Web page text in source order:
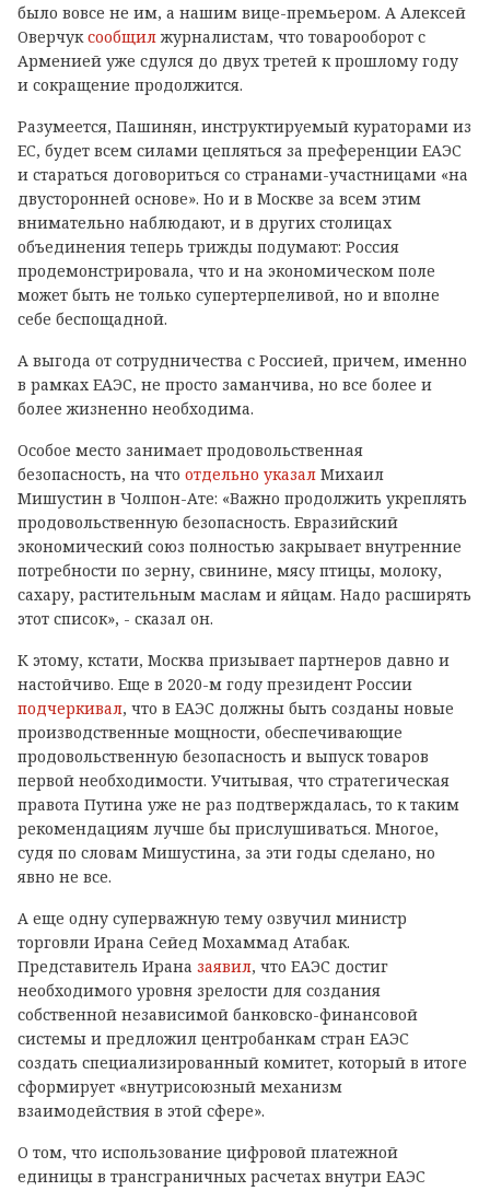
было вовсе не им, а нашим вице-премьером. А Алексей
Оверчук сообщил журналистам, что товарооборот с
Арменией уже сдулся до двух третей к прошлому году
и сокращение продолжится.
Разумеется, Пашинян, инструктируемый кураторами из
ЕС, будет всем силами цепляться за преференции ЕАЭС
и стараться договориться со странами-участницами «на
двусторонней основе». Но и в Москве за всем этим
внимательно наблюдают, и в других столицах
объединения теперь трижды подумают: Россия
продемонстрировала, что и на экономическом поле
может быть не только супертерпеливой, но и вполне
себе беспощадной.
А выгода от сотрудничества с Россией, причем, именно
в рамках ЕАЭС, не просто заманчива, но все более и
более жизненно необходима.
Особое место занимает продовольственная
безопасность, на что отдельно указал Михаил
Мишустин в Чолпон-Ате: «Важно продолжить укреплять
продовольственную безопасность. Евразийский
экономический союз полностью закрывает внутренние
потребности по зерну, свинине, мясу птицы, молоку,
сахару, растительным маслам и яйцам. Надо расширять
этот список», - сказал он.
К этому, кстати, Москва призывает партнеров давно и
настойчиво. Еще в 2020-м году президент России
подчеркивал, что в ЕАЭС должны быть созданы новые
производственные мощности, обеспечивающие
продовольственную безопасность и выпуск товаров
первой необходимости. Учитывая, что стратегическая
правота Путина уже не раз подтверждалась, то к таким
рекомендациям лучше бы прислушиваться. Многое,
судя по словам Мишустина, за эти годы сделано, но
явно не все.
А еще одну суперважную тему озвучил министр
торговли Ирана Сейед Мохаммад Атабак.
Представитель Ирана заявил, что ЕАЭС достиг
необходимого уровня зрелости для создания
собственной независимой банковско-финансовой
системы и предложил центробанкам стран ЕАЭС
создать специализированный комитет, который в итоге
сформирует «внутрисоюзный механизм
взаимодействия в этой сфере».
О том, что использование цифровой платежной
единицы в трансграничных расчетах внутри ЕАЭС